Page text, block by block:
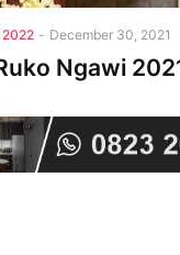
2022 - December 30, 2021
Ngawi